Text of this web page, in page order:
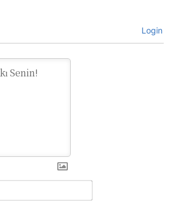
Login
Ad:*